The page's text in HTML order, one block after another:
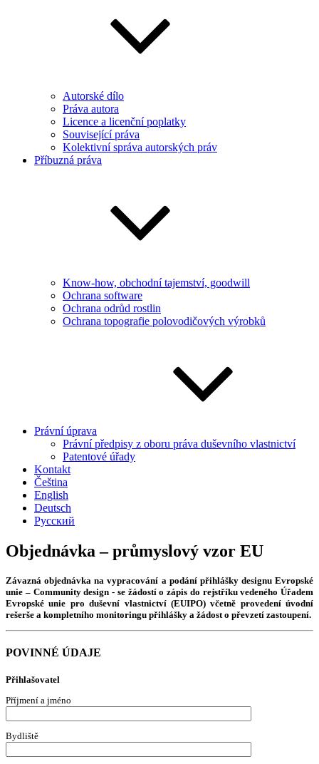
Autorské dílo
Práva autora
Licence a licenční poplatky
Související práva
Kolektivní správa autorských práv
Příbuzná práva
Know-how, obchodní tajemství, goodwill
Ochrana software
Ochrana odrůd rostlin
Ochrana topografie polovodičových výrobků
Právní úprava
Právní předpisy z oboru práva duševního vlastnictví
Patentové úřady
Kontakt
Čeština
English
Deutsch
Русский
Objednávka – průmyslový vzor EU
Závazná objednávka na vypracování a podání přihlášky designu Evropské
unie – Community design - se žádostí o zápis do rejstříku vedeného Úřadem
Evropské unie pro duševní vlastnictví (EUIPO) včetně provedení úvodní
rešerše a kompletního monitoringu přihlášky a žádost o převzetí zastoupení.
POVINNÉ ÚDAJE
Přihlašovatel
Příjmení a jméno
Bydliště